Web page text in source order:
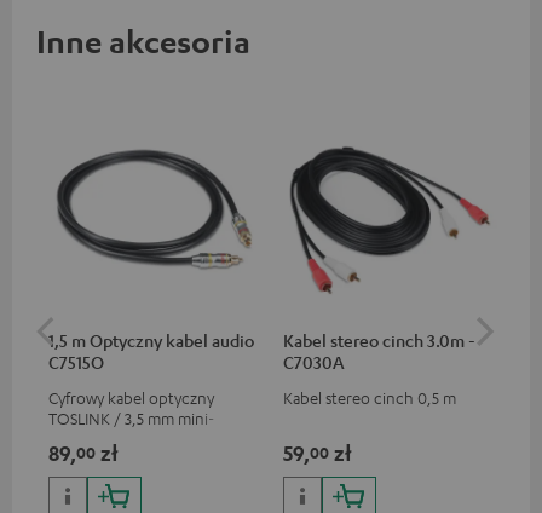
Inne akcesoria
1,5 m Optyczny kabel audio
C7515O
Cyfrowy kabel optyczny
TOSLINK / 3,5 mm mini-
89,00 zł
Kabel stereo cinch 3.0m -
C7030A
Kabel stereo cinch 0,5 m
59,00 zł